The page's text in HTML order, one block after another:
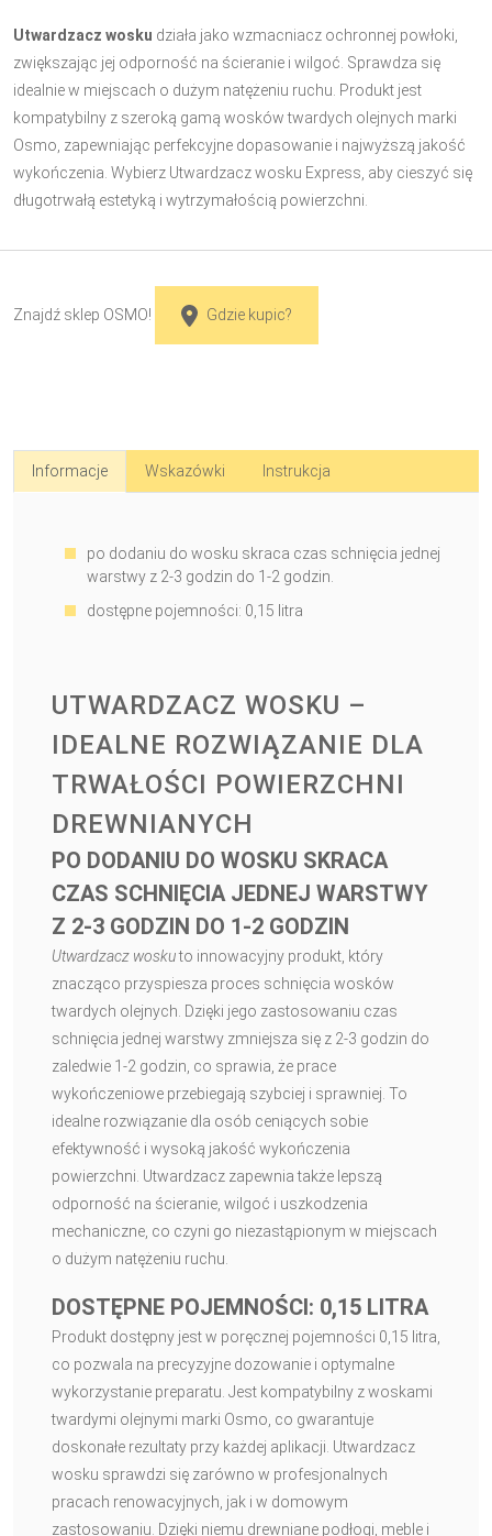
Utwardzacz wosku działa jako wzmacniacz ochronnej powłoki,
zwiększając jej odporność na ścieranie i wilgoć. Sprawdza się
idealnie w miejscach o dużym natężeniu ruchu. Produkt jest
kompatybilny z szeroką gamą wosków twardych olejnych marki
Osmo, zapewniając perfekcyjne dopasowanie i najwyższą jakość
wykończenia. Wybierz Utwardzacz wosku Express, aby cieszyć się
długotrwałą estetyką i wytrzymałością powierzchni.
Znajdź sklep OSMO! Gdzie kupic?
Informacje Wskazówki Instrukcja
po dodaniu do wosku skraca czas schnięcia jednej
warstwy z 2-3 godzin do 1-2 godzin.
dostępne pojemności: 0,15 litra
UTWARDZACZ WOSKU –
IDEALNE ROZWIĄZANIE DLA
TRWAŁOŚCI POWIERZCHNI
DREWNIANYCH
PO DODANIU DO WOSKU SKRACA
CZAS SCHNIĘCIA JEDNEJ WARSTWY
Z 2-3 GODZIN DO 1-2 GODZIN
Utwardzacz woskuto innowacyjny produkt, który
znacząco przyspiesza proces schnięcia wosków
twardych olejnych. Dzięki jego zastosowaniu czas
schnięcia jednej warstwy zmniejsza się z 2-3 godzin do
zaledwie 1-2 godzin, co sprawia, że prace
wykończeniowe przebiegają szybciej i sprawniej. To
idealne rozwiązanie dla osób ceniących sobie
efektywność i wysoką jakość wykończenia
powierzchni. Utwardzacz zapewnia także lepszą
odporność na ścieranie, wilgoć i uszkodzenia
mechaniczne, co czyni go niezastąpionym w miejscach
o dużym natężeniu ruchu.
DOSTĘPNE POJEMNOŚCI: 0,15 LITRA
Produkt dostępny jest w poręcznej pojemności 0,15 litra,
co pozwala na precyzyjne dozowanie i optymalne
wykorzystanie preparatu. Jest kompatybilny z woskami
twardymi olejnymi marki Osmo, co gwarantuje
doskonałe rezultaty przy każdej aplikacji. Utwardzacz
wosku sprawdzi się zarówno w profesjonalnych
pracach renowacyjnych, jak i w domowym
zastosowaniu. Dzięki niemu drewniane podłogi, meble i